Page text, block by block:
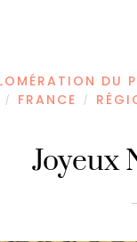
DU
/ FRANCE /
Joyeux